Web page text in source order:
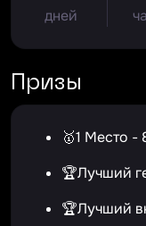
дней
Призы
🥇1 Место
🏆Лучший
🏆Лучший